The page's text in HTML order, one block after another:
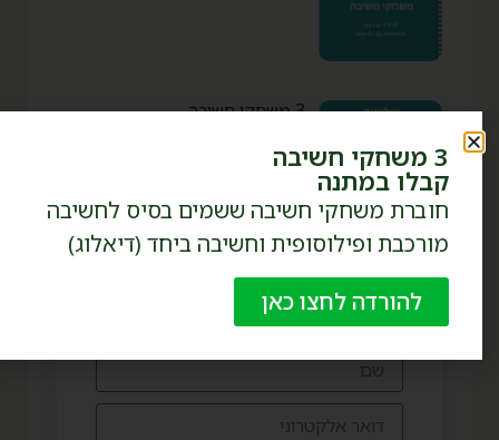
3 משחקי חשיבה
אל תחמיצו אף פוסט או טיפ!
הצטרפו לניוזלטר והישארו
מעודכנים.
3 משחקי חשיבה
קבלו במתנה
חוברת משחקי חשיבה ששמים בסיס לחשיבה
מורכבת ופילוסופית וחשיבה ביחד (דיאלוג)
להורדה לחצו כאן